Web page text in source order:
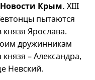
Крым. XIII
пытаются
Ярослава.
дружинникам
– Александра,
Невский.